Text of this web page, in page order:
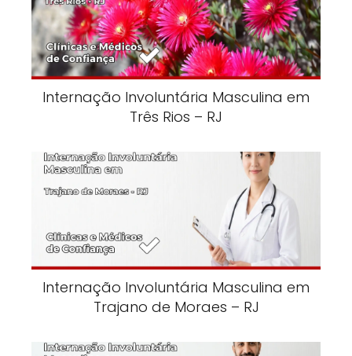
Internação Involuntária Masculina em
Três Rios – RJ
Internação Involuntária Masculina em
Trajano de Moraes – RJ